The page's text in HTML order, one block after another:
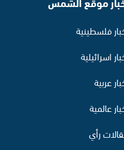
فلسطينية
اسرائيلية
عربية
عالمية
رأي